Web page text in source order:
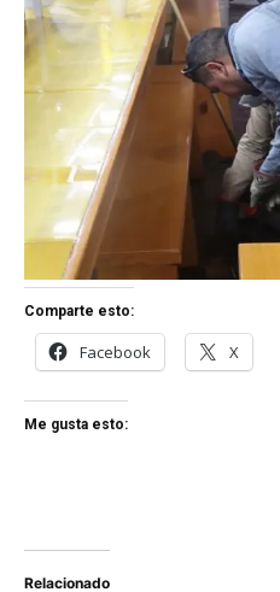
Comparte esto:
Facebook X
Me gusta esto:
Relacionado